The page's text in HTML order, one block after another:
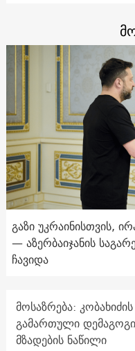
გაზი უკრაინისთვის,
— აზერბაიჯანის
ჩავიდა
მოსაზრება:
გამართული
მზადების ნაწილი